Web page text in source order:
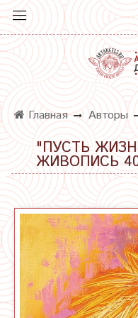
Главная Авторы
"ПУСТЬ
ЖИВОПИСЬ